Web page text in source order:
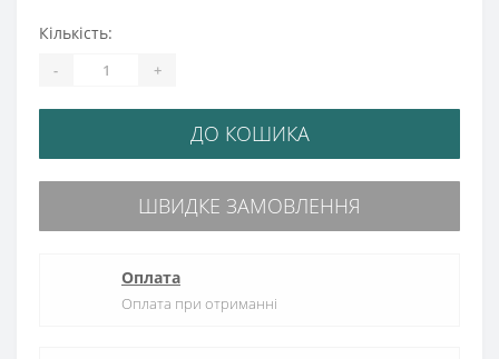
Кількість:
- +
ДО КОШИКА
ШВИДКЕ ЗАМОВЛЕННЯ
Оплата
Оплата при отриманні